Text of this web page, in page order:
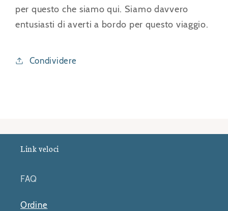
per questo che siamo qui. Siamo davvero
entusiasti di averti a bordo per questo viaggio.
Condividere
Link veloci
FAQ
Ordine